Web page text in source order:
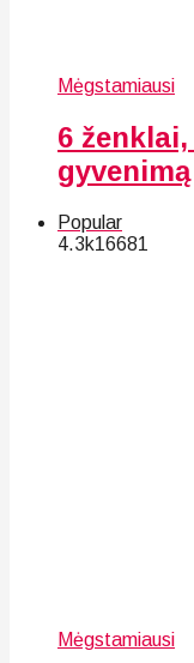
Mėgstamiausi
6
gyvenimą
Popular
4.3k16681
Mėgstamiausi